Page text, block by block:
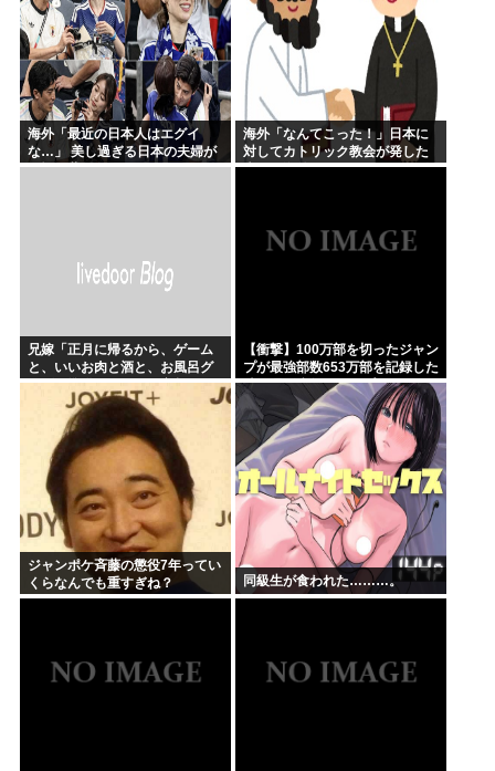
海外「最近の日本人はエグイ
な…」 美し過ぎる日本の夫婦が
W杯で世界に見つかってしまう
海外「なんてこった！」日本に
対してカトリック教会が発した
声明に海外からコメントが殺到
兄嫁「正月に帰るから、ゲーム
と、いいお肉と酒と、お風呂グ
ッズの準備しとけよ」寝起きの
私「知るかボケ」兄嫁「キィィ
ィィー！！！！」私「あ…」
【衝撃】100万部を切ったジャン
プが最強部数653万部を記録した
時の週刊少年ジャンプの面子が
ヤバすぎる
ジャンポケ斉藤の懲役7年ってい
くらなんでも重すぎね？
同級生が食われた………。